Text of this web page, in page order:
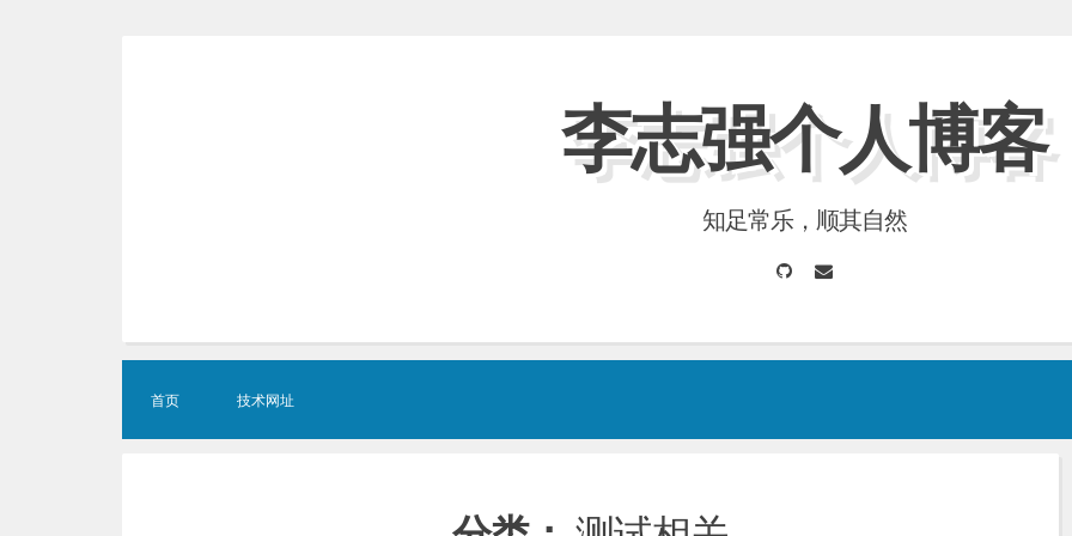
李志强个人博客
知足常乐，顺其自然
GitHubEmail
首页 技术网址